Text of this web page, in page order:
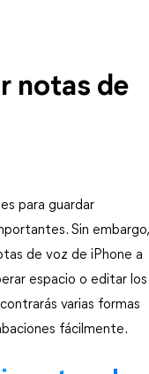
notas de
para guardar
Sin embargo,
de voz de iPhone a
espacio o editar los
varias formas
fácilmente.